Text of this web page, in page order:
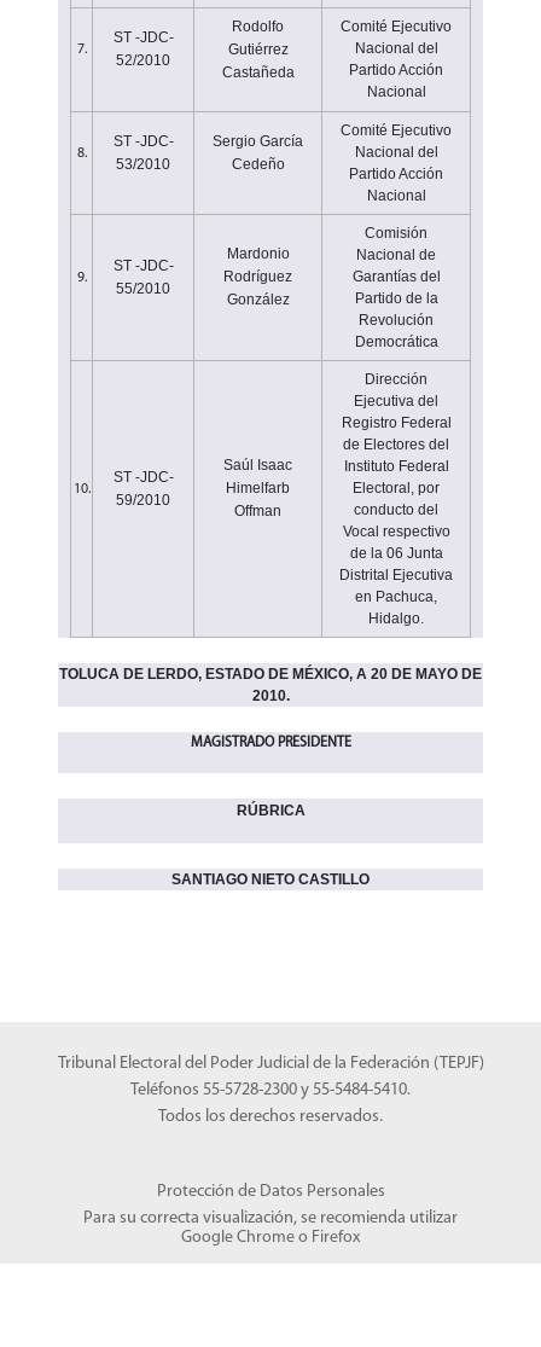
7.
ST -JDC-
52/2010
Rodolfo
Gutiérrez
Castañeda
Comité Ejecutivo
Nacional del
Partido Acción
Nacional
8.
ST -JDC-
53/2010
Sergio García
Cedeño
Comité Ejecutivo
Nacional del
Partido Acción
Nacional
9.
ST -JDC-
55/2010
Mardonio
Rodríguez
González
Comisión
Nacional de
Garantías del
Partido de la
Revolución
Democrática
10.
ST -JDC-
59/2010
Saúl Isaac
Himelfarb
Offman
Dirección
Ejecutiva del
Registro Federal
de Electores del
Instituto Federal
Electoral, por
conducto del
Vocal respectivo
de la 06 Junta
Distrital Ejecutiva
en Pachuca,
Hidalgo.
TOLUCA DE LERDO, ESTADO DE MÉXICO, A 20 DE MAYO DE
2010.
MAGISTRADO PRESIDENTE
RÚBRICA
SANTIAGO NIETO CASTILLO
Tribunal Electoral del Poder Judicial de la Federación (TEPJF)
Teléfonos 55-5728-2300 y 55-5484-5410.
Todos los derechos reservados.
Protección de Datos Personales
Para su correcta visualización, se recomienda utilizar
Google Chrome o Firefox